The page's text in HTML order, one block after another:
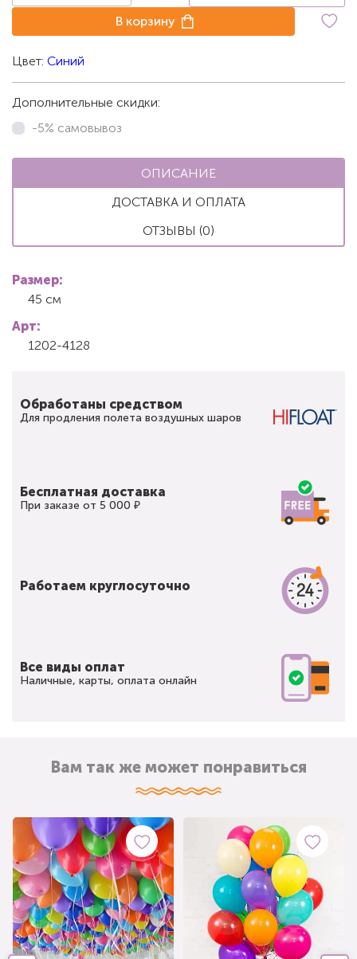
В корзину
Цвет: Синий
Дополнительные скидки:
-5% самовывоз
ОПИСАНИЕ
ДОСТАВКА И ОПЛАТА
ОТЗЫВЫ (0)
Размер:
45 см
Арт:
1202-4128
Обработаны средством
Для продления полета воздушных шаров
Бесплатная доставка
При заказе от 5 000 ₽
Работаем круглосуточно
Все виды оплат
Наличные, карты, оплата онлайн
Вам так же может понравиться